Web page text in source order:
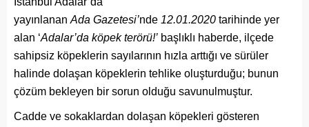
yayınlanan Ada Gazetesi’nde 12.01.2020 tarihinde yer
alan ‘Adalar’da köpek terörü!’ başlıklı haberde, ilçede
sahipsiz köpeklerin sayılarının hızla arttığı ve sürüler
halinde dolaşan köpeklerin tehlike oluşturduğu; bunun
çözüm bekleyen bir sorun olduğu savunulmuştur.
Cadde ve sokaklardan dolaşan köpekleri gösteren